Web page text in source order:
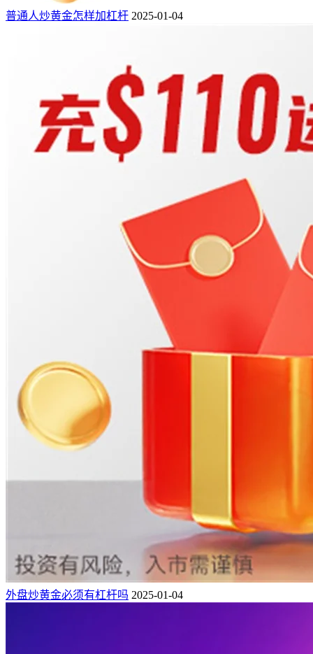
普通人炒黄金怎样加杠杆 2025-01-04
外盘炒黄金必须有杠杆吗 2025-01-04